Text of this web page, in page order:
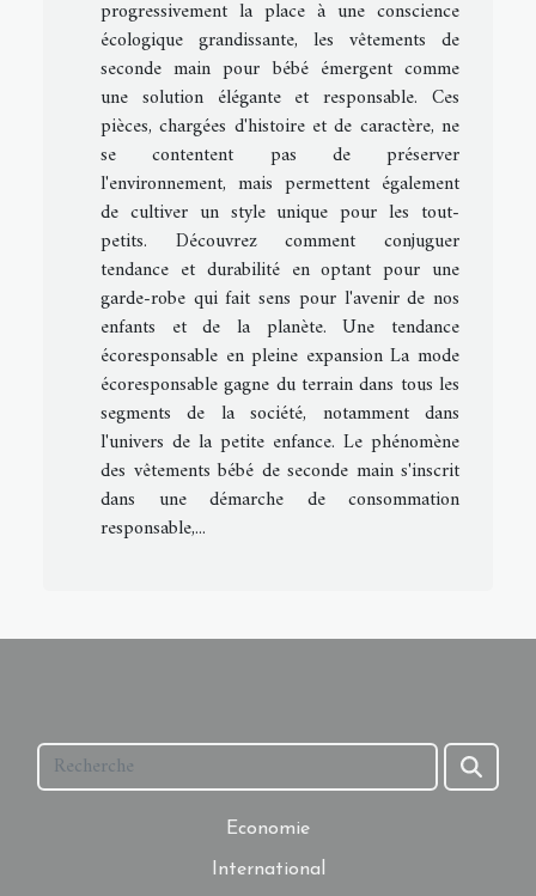
progressivement la place à une conscience
écologique grandissante, les vêtements de
seconde main pour bébé émergent comme
une solution élégante et responsable. Ces
pièces, chargées d'histoire et de caractère, ne
se contentent pas de préserver
l'environnement, mais permettent également
de cultiver un style unique pour les tout-
petits. Découvrez comment conjuguer
tendance et durabilité en optant pour une
garde-robe qui fait sens pour l'avenir de nos
enfants et de la planète. Une tendance
écoresponsable en pleine expansion La mode
écoresponsable gagne du terrain dans tous les
segments de la société, notamment dans
l'univers de la petite enfance. Le phénomène
des vêtements bébé de seconde main s'inscrit
dans une démarche de consommation
responsable,...
Economie
International